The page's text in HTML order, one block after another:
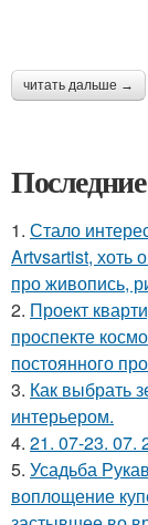
читать дальше →
1. Стало
Artvsartist, хоть
про живопись,
2. Проект
проспекте
постоянного
3. Как выбрать
интерьером.
4. 21. 07-23. 07.
5. Усадьба
воплощение